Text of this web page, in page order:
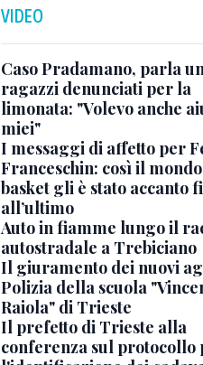
VIDEO
Caso Pradamano, parla
ragazzi denunciati per la
limonata: "Volevo anche
miei"
I messaggi di affetto per
Franceschin: così il
basket gli è stato accanto
all’ultimo
Auto in fiamme lungo il
autostradale a Trebiciano
Il giuramento dei nuovi
Polizia della scuola
Raiola" di Trieste
Il prefetto di Trieste alla
conferenza sul protocollo